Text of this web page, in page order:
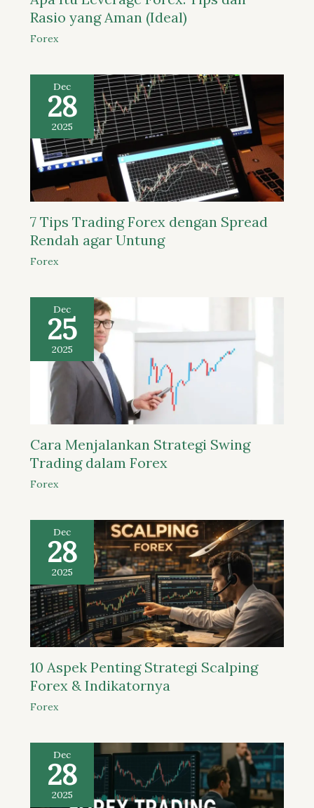
Rasio yang Aman (Ideal)
Forex
Dec
28
2025
7 Tips Trading Forex dengan Spread
Rendah agar Untung
Forex
Dec
25
2025
Cara Menjalankan Strategi Swing
Trading dalam Forex
Forex
Dec
28
2025
10 Aspek Penting Strategi Scalping
Forex & Indikatornya
Forex
Dec
28
2025